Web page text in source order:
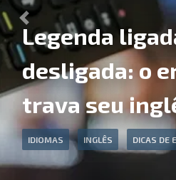
Legenda
desligada: o
trava seu
IDIOMAS INGLÊS DICAS DE
Previous